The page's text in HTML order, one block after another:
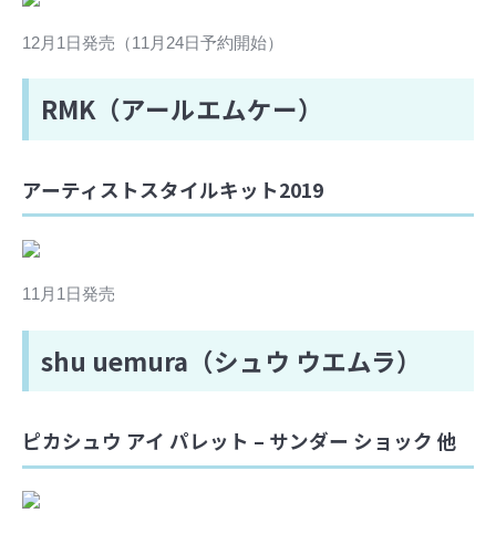
12月1日発売（11月24日予約開始）
RMK（アールエムケー）
アーティストスタイルキット2019
11月1日発売
shu uemura（シュウ ウエムラ）
ピカシュウ アイ パレット – サンダー ショック 他